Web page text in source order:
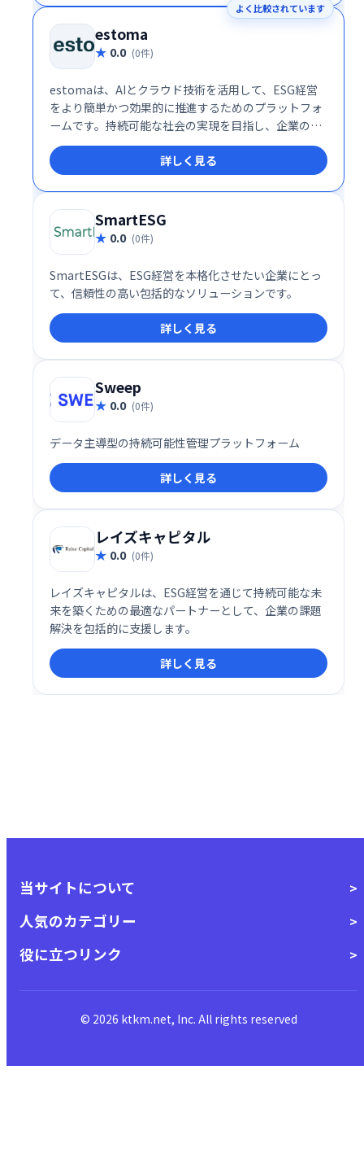
よく比較されています
estoma
0.0 (0件)
estomaは、AIとクラウド技術を活用して、ESG経営
をより簡単かつ効果的に推進するためのプラットフォ
ームです。持続可能な社会の実現を目指し、企業の
ESG活動を包括的にサポートするこのサービスは、サ
ステナビリティの未来を切り開く重要なツールといえ
ます。
詳しく見る
SmartESG
0.0 (0件)
SmartESGは、ESG経営を本格化させたい企業にとっ
て、信頼性の高い包括的なソリューションです。
詳しく見る
Sweep
0.0 (0件)
データ主導型の持続可能性管理プラットフォーム
詳しく見る
レイズキャピタル
0.0 (0件)
レイズキャピタルは、ESG経営を通じて持続可能な未
来を築くための最適なパートナーとして、企業の課題
解決を包括的に支援します。
詳しく見る
当サイトについて
人気のカテゴリー
役に立つリンク
© 2026 ktkm.net, Inc. All rights reserved